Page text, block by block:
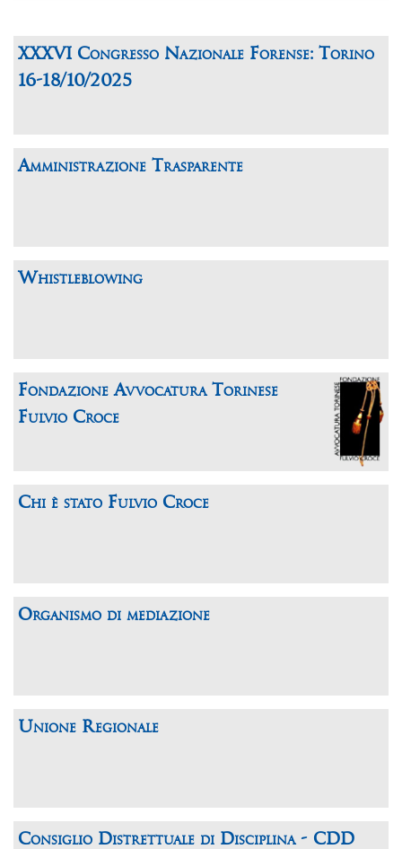
XXXVI Congresso Nazionale Forense: Torino
16-18/10/2025
Amministrazione Trasparente
Whistleblowing
Fondazione Avvocatura Torinese
Fulvio Croce
Chi è stato Fulvio Croce
Organismo di mediazione
Unione Regionale
Consiglio Distrettuale di Disciplina - CDD